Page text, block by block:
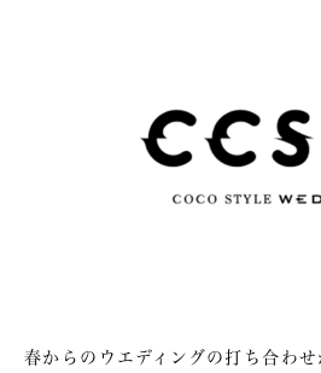
春からのウエディングの打ち合わせ